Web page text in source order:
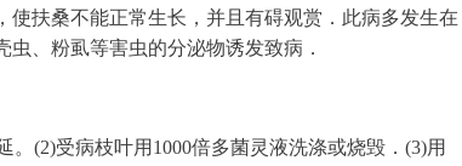
扶桑不能正常生长，并且有碍观赏．此病多发生在
、粉虱等害虫的分泌物诱发致病．
(2)受病枝叶用1000倍多菌灵液洗涤或烧毁．(3)用